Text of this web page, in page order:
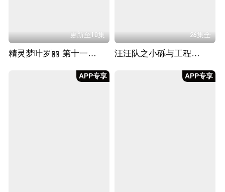
更新至10集
精灵梦叶罗丽 第十一季（下）
26集全
汪汪队之小砾与工程家族 第三季
APP专享 APP专享